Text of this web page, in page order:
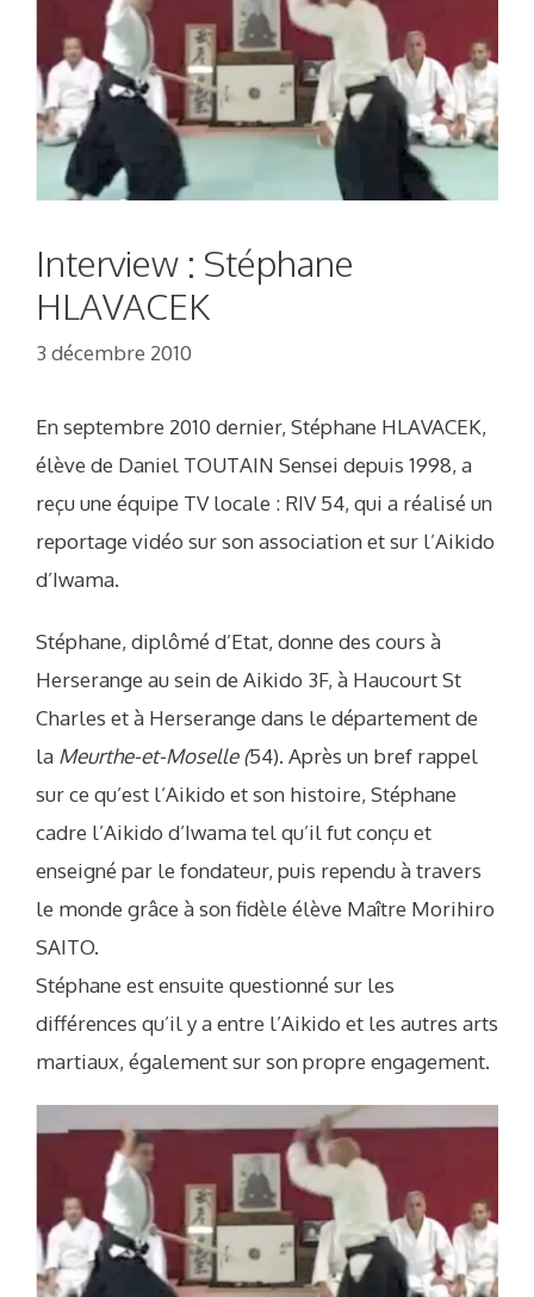
Interview : Stéphane
HLAVACEK
3 décembre 2010
En septembre 2010 dernier, Stéphane HLAVACEK,
élève de Daniel TOUTAIN Sensei depuis 1998, a
reçu une équipe TV locale : RIV 54, qui a réalisé un
reportage vidéo sur son association et sur l’Aikido
d’Iwama.
Stéphane, diplômé d’Etat, donne des cours à
Herserange au sein de Aikido 3F, à Haucourt St
Charles et à Herserange dans le département de
la Meurthe-et-Moselle (54). Après un bref rappel
sur ce qu’est l’Aikido et son histoire, Stéphane
cadre l’Aikido d’Iwama tel qu’il fut conçu et
enseigné par le fondateur, puis rependu à travers
le monde grâce à son fidèle élève Maître Morihiro
SAITO.
Stéphane est ensuite questionné sur les
différences qu’il y a entre l’Aikido et les autres arts
martiaux, également sur son propre engagement.